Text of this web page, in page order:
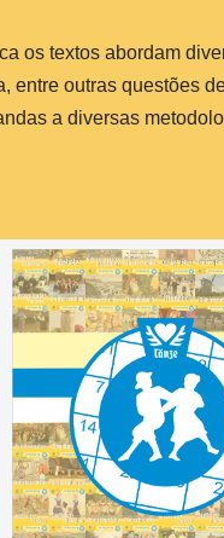
os textos abordam
outras questões
a diversas